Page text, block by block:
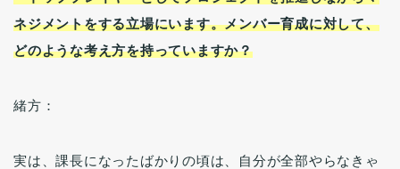
ネジメントをする立場にいます。メンバー育成に対して、
どのような考え方を持っていますか？
緒方：
実は、課長になったばかりの頃は、自分が全部やらなきゃ